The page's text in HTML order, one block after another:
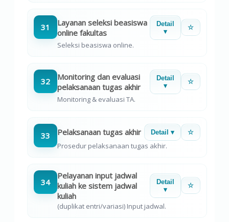
31
Layanan seleksi beasiswa
online fakultas
Detail
▾
☆
Seleksi beasiswa online.
32
Monitoring dan evaluasi
pelaksanaan tugas akhir
Detail
▾
☆
Monitoring & evaluasi TA.
33 Pelaksanaan tugas akhir Detail ▾ ☆
Prosedur pelaksanaan tugas akhir.
34
Pelayanan input jadwal
kuliah ke sistem jadwal
kuliah
Detail
▾
☆
(duplikat entri/variasi) Input jadwal.